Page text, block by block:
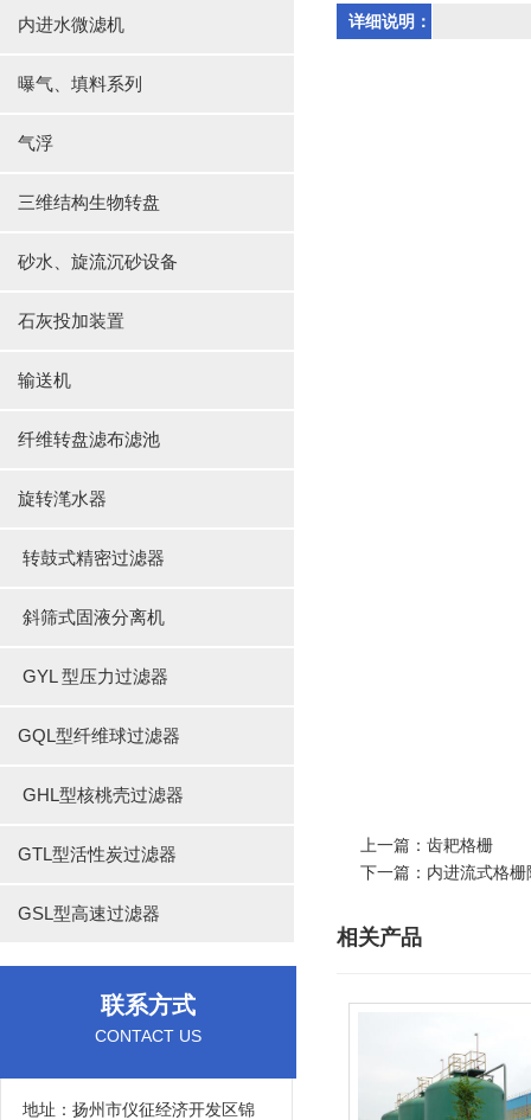
内进水微滤机
曝气、填料系列
气浮
三维结构生物转盘
砂水、旋流沉砂设备
石灰投加装置
输送机
纤维转盘滤布滤池
旋转滗水器
转鼓式精密过滤器
斜筛式固液分离机
GYL 型压力过滤器
GQL型纤维球过滤器
GHL型核桃壳过滤器
GTL型活性炭过滤器
GSL型高速过滤器
联系方式
CONTACT US
地址：扬州市仪征经济开发区锦
详细说明：
上一篇： 齿耙格栅
下一篇： 内进流式格栅
相关产品